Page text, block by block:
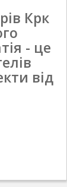
Крк
- це
від